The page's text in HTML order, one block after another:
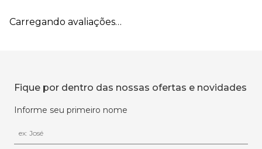
Carregando avaliações…
Fique por dentro das nossas ofertas e novidades
Informe seu primeiro nome